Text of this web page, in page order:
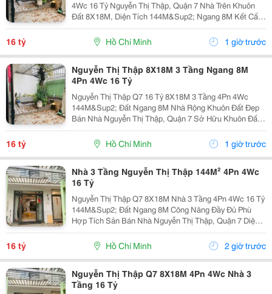
4Wc 16 Tỷ Nguyễn Thị Thập, Quận 7 Nhà Trên Khuôn
Đất 8X18M, Diện Tích 144M&Sup2; Ngang 8M Kết Cấu
3 Tầng 4 Phòng Ngủ &Ndash; 4 Toilet. Thông Số 8X18M
144M&Sup2; Ngang 8M 3 Tầng 4Pn 4Wc. Lợi Thế...
16 tỷ Hồ Chí Minh 1 giờ trước
Nguyễn Thị Thập 8X18M 3 Tầng Ngang 8M
4Pn 4Wc 16 Tỷ
Nguyễn Thị Thập Q7 16 Tỷ 8X18M 3 Tầng 4Pn 4Wc
144M&Sup2; Đất Ngang 8M Nhà Rộng Khuôn Đất Đẹp
Bán Nhà Nguyễn Thị Thập, Quận 7 Sở Hữu Khuôn Đất
8X18M, Tổng Diện Tích 144M&Sup2; Nhà Xây 3 Tầng
Gồm 4 Phòng Ngủ, 4 Toilet. Thông Tin Nhà Diện Tích:...
16 tỷ Hồ Chí Minh 1 giờ trước
Nhà 3 Tầng Nguyễn Thị Thập 144M² 4Pn 4Wc
16 Tỷ
Nguyễn Thị Thập Q7 8X18M Nhà 3 Tầng 4Pn 4Wc 16 Tỷ
144M&Sup2; Đất Ngang 8M Công Năng Đầy Đủ Phù
Hợp Tích Sản Bán Nhà Nguyễn Thị Thập, Quận 7 Diện
Tích Đất 8X18M Tổng 144M&Sup2; Nhà 3 Tầng 4 Phòng
Ngủ &Ndash; 4 Toilet. Thông Số 8X18M 144M&Sup2;...
16 tỷ Hồ Chí Minh 2 giờ trước
Nguyễn Thị Thập Q7 8X18M 4Pn 4Wc Nhà 3
Tầng 16 Tỷ